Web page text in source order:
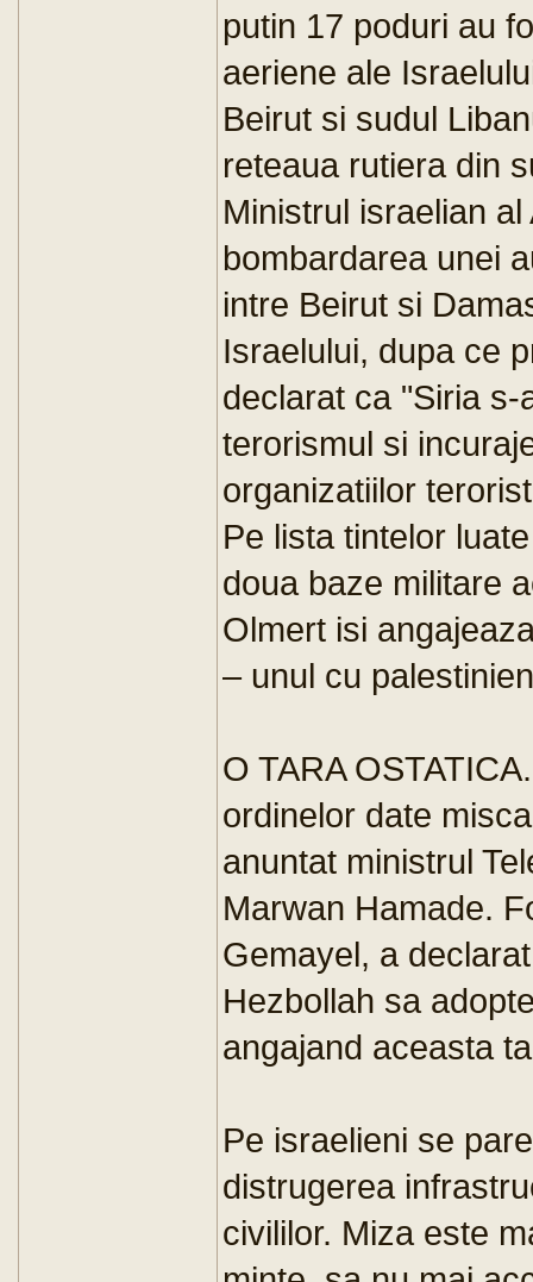
putin 17 poduri au
aeriene ale
Beirut si sudul
reteaua rutiera din
Ministrul israelian
bombardarea unei
intre Beirut si
Israelului, dupa ce
declarat ca "Siria
terorismul si
organizatiilor
Pe lista tintelor
doua baze militare
Olmert isi
– unul cu
O TARA
ordinelor date
anuntat ministrul
Marwan Hamade.
Gemayel, a
Hezbollah sa
angajand aceasta
Pe israelieni se
distrugerea
civililor. Miza este